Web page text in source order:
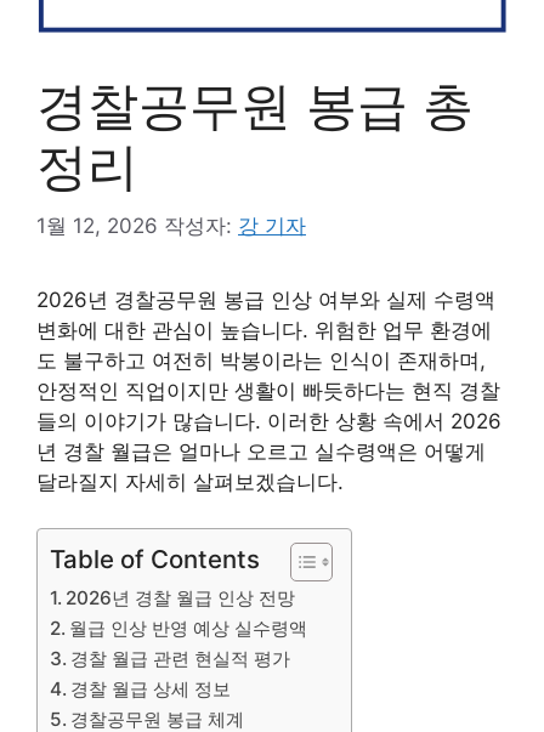
경찰공무원 봉급 총
정리
1월 12, 2026 작성자: 강 기자
2026년 경찰공무원 봉급 인상 여부와 실제 수령액
변화에 대한 관심이 높습니다. 위험한 업무 환경에
도 불구하고 여전히 박봉이라는 인식이 존재하며,
안정적인 직업이지만 생활이 빠듯하다는 현직 경찰
들의 이야기가 많습니다. 이러한 상황 속에서 2026
년 경찰 월급은 얼마나 오르고 실수령액은 어떻게
달라질지 자세히 살펴보겠습니다.
Table of Contents
2026년 경찰 월급 인상 전망
월급 인상 반영 예상 실수령액
경찰 월급 관련 현실적 평가
경찰 월급 상세 정보
경찰공무원 봉급 체계